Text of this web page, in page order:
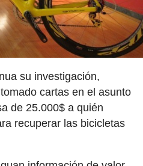
su investigación,
cartas en el asunto
de 25.000$ a quién
recuperar las bicicletas